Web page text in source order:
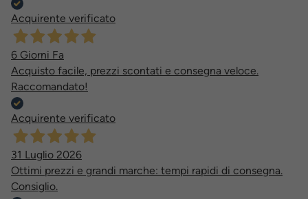
Acquirente verificato
6 Giorni Fa
Acquisto facile, prezzi scontati e consegna veloce.
Raccomandato!
Acquirente verificato
31 Luglio 2026
Ottimi prezzi e grandi marche: tempi rapidi di consegna.
Consiglio.